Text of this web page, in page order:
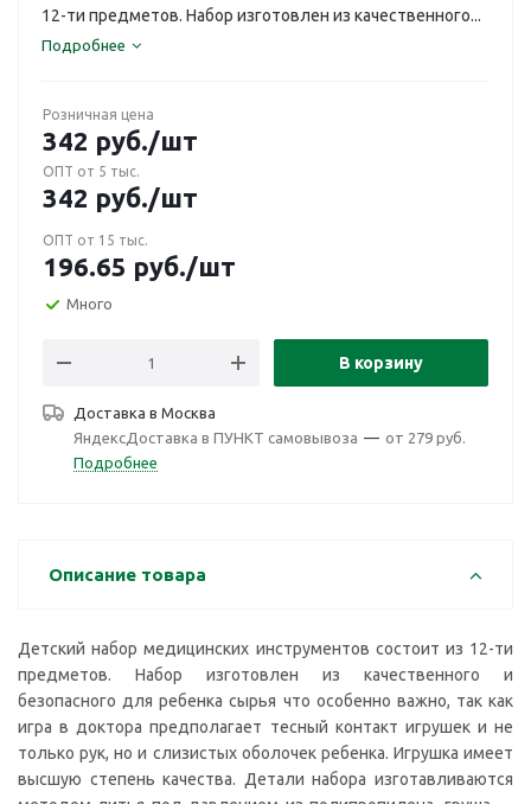
12-ти предметов. Набор изготовлен из качественного...
Подробнее
Розничная цена
342 руб./шт
ОПТ от 5 тыс.
342 руб./шт
ОПТ от 15 тыс.
196.65 руб./шт
Много
В корзину
Доставка в Москва
ЯндексДоставка в ПУНКТ самовывоза — от 279 руб.
Подробнее
Описание товара
Детский набор медицинских инструментов состоит из 12-ти
предметов. Набор изготовлен из качественного и
безопасного для ребенка сырья что особенно важно, так как
игра в доктора предполагает тесный контакт игрушек и не
только рук, но и слизистых оболочек ребенка. Игрушка имеет
высшую степень качества. Детали набора изготавливаются